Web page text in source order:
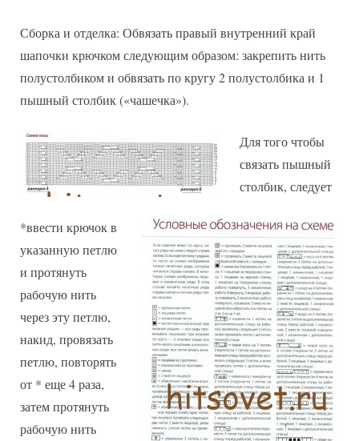
Сборка и отделка: Обвязать правый внутренний край
шапочки крючком следующим образом: закрепить нить
полустолбиком и обвязать по кругу 2 полустолбика и 1
пышный столбик («чашечка»).
Для того чтобы
связать пышный
столбик, следует
*ввести крючок в
указанную петлю
и протянуть
рабочую нить
через эту петлю,
накид, провязать
петлю, повторять
от * еще 4 раза,
затем протянуть
рабочую нить